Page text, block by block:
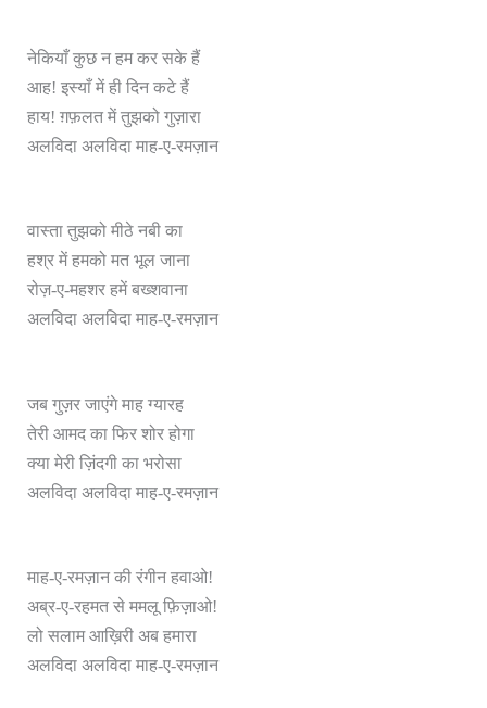
नेकियाँ कुछ न हम कर सके हैं
आह! इस्याँ में ही दिन कटे हैं
हाय! ग़फ़लत में तुझको गुज़ारा
अलविदा अलविदा माह-ए-रमज़ान
वास्ता तुझको मीठे नबी का
हश्र में हमको मत भूल जाना
रोज़-ए-महशर हमें बख्शवाना
अलविदा अलविदा माह-ए-रमज़ान
जब गुज़र जाएंगे माह ग्यारह
तेरी आमद का फिर शोर होगा
क्या मेरी ज़िंदगी का भरोसा
अलविदा अलविदा माह-ए-रमज़ान
माह-ए-रमज़ान की रंगीन हवाओ!
अब्र-ए-रहमत से ममलू फ़िज़ाओ!
लो सलाम आख़िरी अब हमारा
अलविदा अलविदा माह-ए-रमज़ान